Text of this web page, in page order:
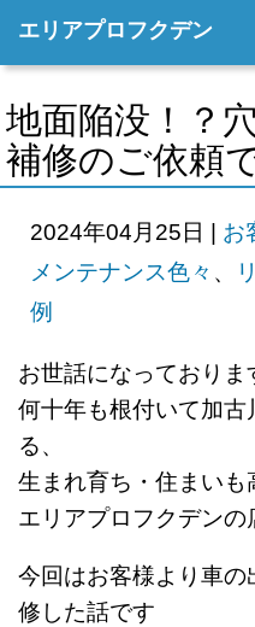
エリアプロフクデン
地面陥没！？
補修のご依頼
2024年04月25日 | お
メンテナンス色々 、
例
お世話になっておりま
何十年も根付いて加
る、
生まれ育ち・住まい
エリアプロフクデンの
今回はお客様より車
修した話です